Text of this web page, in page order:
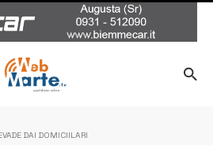
DAI DOMICIILARI